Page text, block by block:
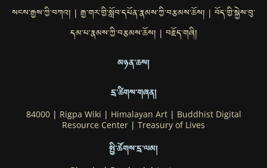
སངས་རྒྱས་ཀྱི་བཀའ། | རྒྱ་གར་གྱི་སློབ་དཔོན་རྣམས་ཀྱི་བརྩམས་ཆོས། | བོད་གྱི་སྐྱེས་བུ་
དམ་པ་རྣམས་ཀྱི་བརྩམས་ཆོས། | བརྗོད་གཞི།
མཉན་ཆས།
དྲ་ཚིགས་གཞན།
84000| Rigpa Wiki | Himalayan Art| Buddhist Digital
Resource Center | Treasury of Lives
སྤྱི་ཚོགས་དྲ་ལམ།